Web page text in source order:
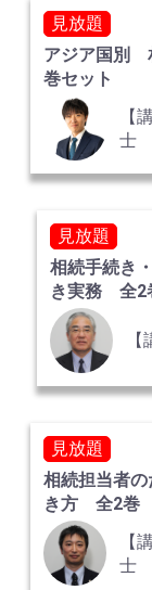
見放題
アジア国別
巻セット
【
士
見放題
相続手続き
き実務 全2
見放題
相続担当者
き方 全2巻
【
士